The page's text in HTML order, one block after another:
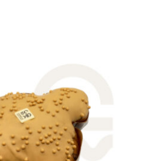
AL CARRELLO
/